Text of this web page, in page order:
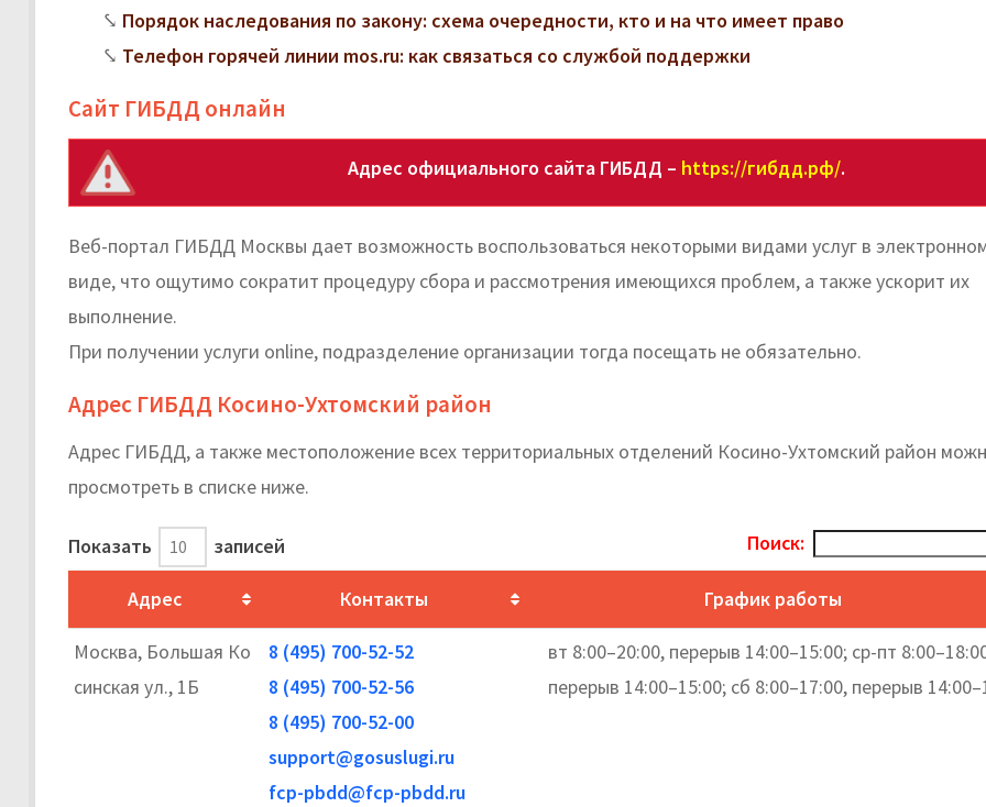
Порядок наследования по закону: схема очередности, кто и на что имеет право
Телефон горячей линии mos.ru: как связаться со службой поддержки
Сайт ГИБДД онлайн
Адрес официального сайта ГИБДД – https://гибдд.рф/.
Веб-портал ГИБДД Москвы дает возможность воспользоваться некоторыми видами услуг в
виде, что ощутимо сократит процедуру сбора и рассмотрения имеющихся проблем, а также ускорит их
выполнение.
При получении услуги online, подразделение организации тогда посещать не обязательно.
Адрес ГИБДД Косино-Ухтомский район
Адрес ГИБДД, а также местоположение всех территориальных отделений Косино-Ухтомский район
просмотреть в списке ниже.
Показать записей Поиск:
Адрес Контакты График работы
Москва, Большая Ко
синская ул., 1Б
8 (495) 700-52-52
8 (495) 700-52-56
8 (495) 700-52-00
support@gosuslugi.ru
fcp-pbdd@fcp-pbdd.ru
вт 8:00–20:00, перерыв 14:00–15:00; ср-пт
перерыв 14:00–15:00; сб 8:00–17:00, перерыв